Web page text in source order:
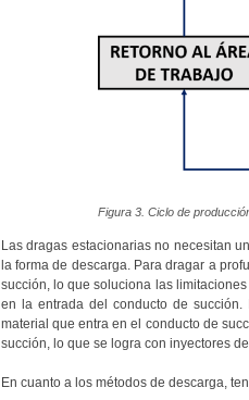
Figura 3. Ciclo de
Las dragas estacionarias no necesitan
la forma de descarga. Para dragar a
succión, lo que soluciona las
en la entrada del conducto de
material que entra en el conducto de
succión, lo que se logra con inyectores
En cuanto a los métodos de descarga,